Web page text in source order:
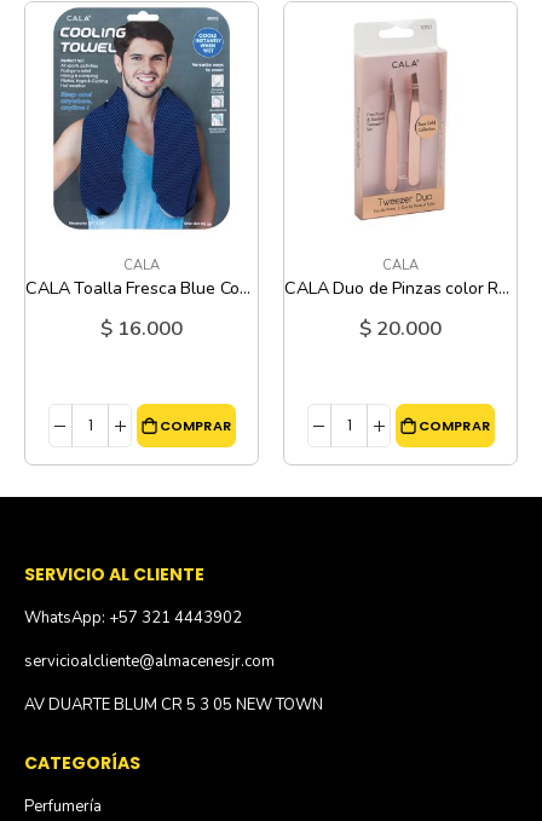
CALA
CALA Toalla Fresca Blue Cobalt
$ 16.000
COMPRAR
CALA
CALA Duo de Pinzas color Rose Gold
$ 20.000
COMPRAR
SERVICIO AL CLIENTE
WhatsApp: +57 321 4443902
servicioalcliente@almacenesjr.com
AV DUARTE BLUM CR 5 3 05 NEW TOWN
CATEGORÍAS
Perfumería